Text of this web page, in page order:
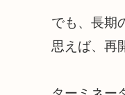
でも、長期
思えば、再